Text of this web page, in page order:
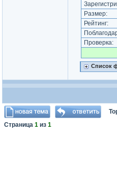
Размер:
Рейтинг:
Проверка:
Список
Страница 1 из 1